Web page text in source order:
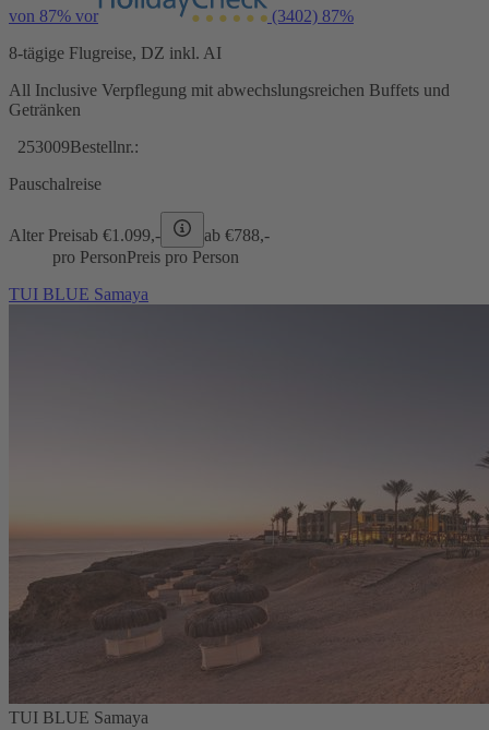
von 87% vor (3402) 87%
8-tägige Flugreise, DZ inkl. AI
All Inclusive Verpflegung mit abwechslungsreichen Buffets und
Getränken
253009Bestellnr.:
Pauschalreise
Alter Preisab €1.099,- ab €788,-
pro PersonPreis pro Person
TUI BLUE Samaya
TUI BLUE Samaya